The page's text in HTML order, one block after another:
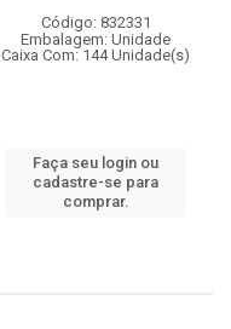
Código: 832331
Embalagem: Unidade
Caixa Com: 144 Unidade(s)
Faça seu login ou
cadastre-se para
comprar.